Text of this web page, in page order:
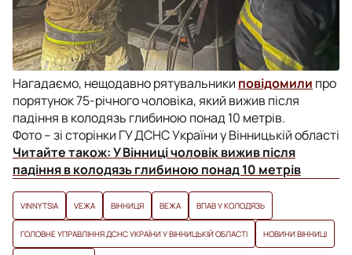
Нагадаємо, нещодавно рятувальники повідомили про
порятунок 75-річного чоловіка, який вижив після
падіння в колодязь глибиною понад 10 метрів.
Фото – зі сторінки ГУ ДСНС України у Вінницькій області
Читайте також:У Вінниці чоловік вижив після
падіння в колодязь глибиною понад 10 метрів
VINNYTSIA VЕЖА ВІННИЦЯ ВЕЖА ВПАВ У КОЛОДЯЗЬ
ГОЛОВНЕ УПРАВЛІННЯ ДСНС УКРАЇНИ У ВІННИЦЬКІЙ ОБЛАСТІ НОВИНИ ВІННИЦІ